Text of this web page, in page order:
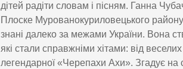
дітей радіти словам і пісням. Ганна
Плоске Мурованокуриловецького
знані далеко за межами України. Вона
які стали справжніми хітами: від
легендарної «Черепахи Ахи». Згадує на